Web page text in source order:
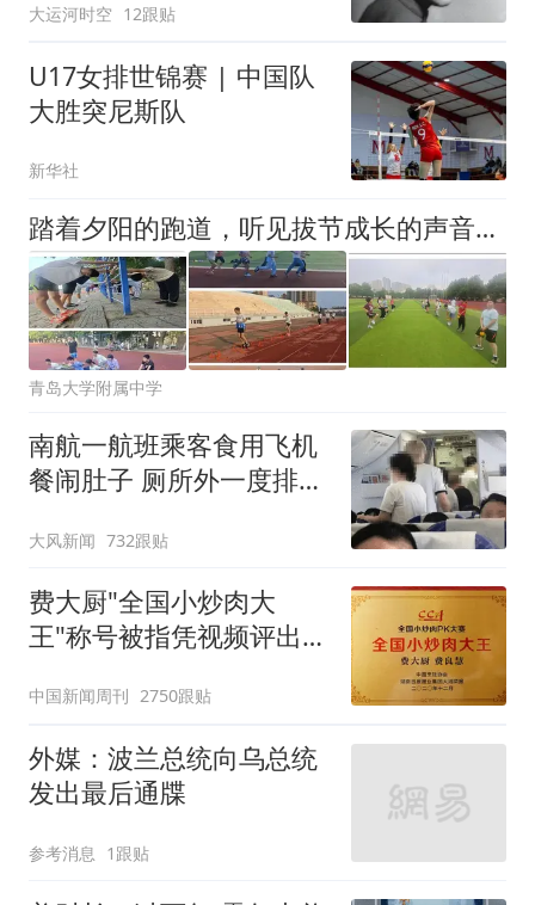
大运河时空 12跟贴
U17女排世锦赛 | 中国队
大胜突尼斯队
新华社
踏着夕阳的跑道，听见拔节成长的声音——青大附中2026年暑假田径社团活动圆满结束
青岛大学附属中学
南航一航班乘客食用飞机
餐闹肚子 厕所外一度排长
大风新闻 732跟贴
费大厨"全国小炒肉大
王"称号被指凭视频评出
中国新闻周刊 2750跟贴
外媒：波兰总统向乌总统
发出最后通牒
参考消息 1跟贴